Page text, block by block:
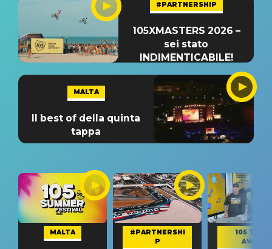
#PARTNERSHIP
105XMASTERS 2026 –
sei stato
INDIMENTICABILE!
MALTA
Il best of della quinta
tappa
MALTA
#PARTNERSHI
P
105 TAKE
AWAY